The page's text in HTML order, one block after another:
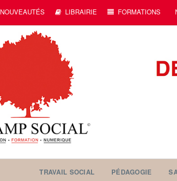
NOUVEAUTÉS LIBRAIRIE FORMATIONS
TRAVAIL SOCIAL PÉDAGOGIE